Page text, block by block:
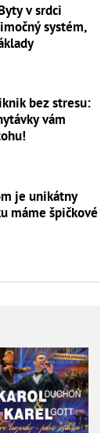
v srdci
systém,
bez stresu:
vám
je unikátny
máme špičkové